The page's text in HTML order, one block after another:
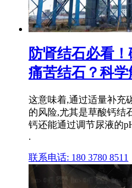
防肾结石必看
痛苦结石？科学
这意味着,通过适量补充
的风险,尤其是草酸钙结
钙还能通过调节尿液的
.
联系电话: 180 3780 8511